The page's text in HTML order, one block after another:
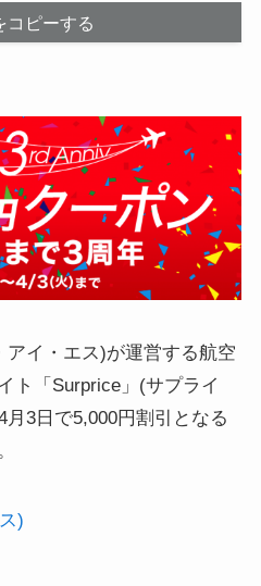
コピーする
イ・エス)が運営する航空
ト
「Surprice」(サプライ
月3日で5,000円割引となる
)